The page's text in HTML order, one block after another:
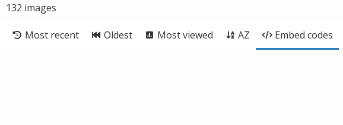
132 images
Most recent Oldest Most viewed AZ Embed codes